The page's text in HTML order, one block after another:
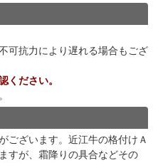
可抗力により遅れる場合もござ
ください。
ございます。近江牛の格付けＡ
すが、霜降りの具合などその